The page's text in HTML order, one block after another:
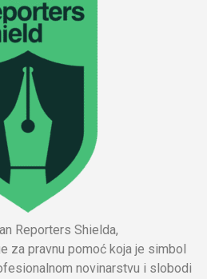
Reporters Shielda,
za pravnu pomoć koja je simbol
novinarstvu i slobodi